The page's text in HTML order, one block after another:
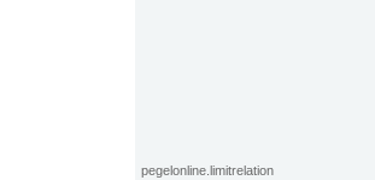
pegelonline.limitrelation